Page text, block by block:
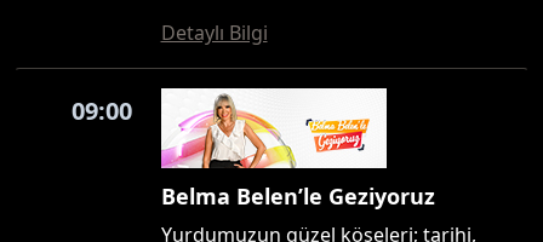
Detaylı Bilgi
09:00
Belma Belen’le Geziyoruz
Yurdumuzun güzel köşeleri; tarihi,